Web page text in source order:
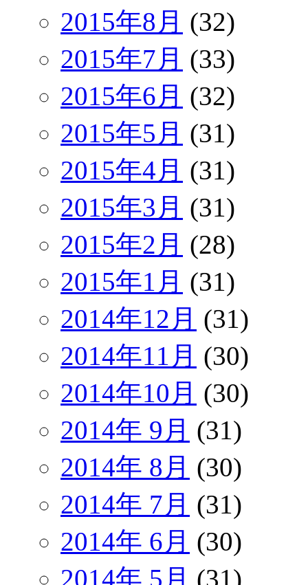
2015年8月 (32)
2015年7月 (33)
2015年6月 (32)
2015年5月 (31)
2015年4月 (31)
2015年3月 (31)
2015年2月 (28)
2015年1月 (31)
2014年12月 (31)
2014年11月 (30)
2014年10月 (30)
2014年 9月 (31)
2014年 8月 (30)
2014年 7月 (31)
2014年 6月 (30)
2014年 5月 (31)